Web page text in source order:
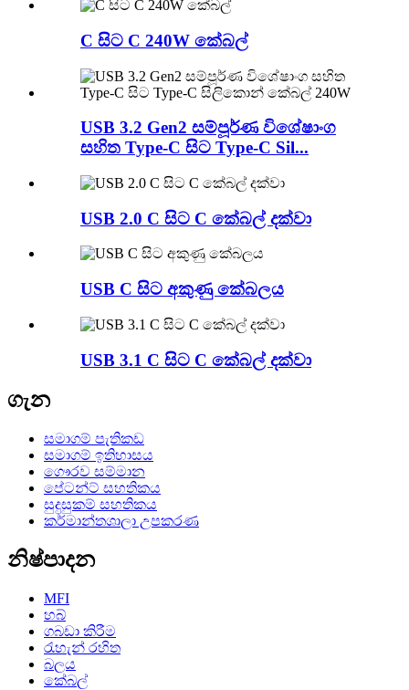
C සිට C 240W කේබල්
USB 3.2 Gen2 සම්පූර්ණ විශේෂාංග
සහිත Type-C සිට Type-C Sil...
USB 2.0 C සිට C කේබල් දක්වා
USB C සිට අකුණු කේබලය
USB 3.1 C සිට C කේබල් දක්වා
ගැන
සමාගම් පැතිකඩ
සමාගම් ඉතිහාසය
ගෞරව සම්මාන
පේටන්ට් සහතිකය
සුදුසුකම් සහතිකය
කර්මාන්තශාලා උපකරණ
නිෂ්පාදන
MFI
හබ්
ගබඩා කිරීම
රැහැන් රහිත
බලය
කේබල්